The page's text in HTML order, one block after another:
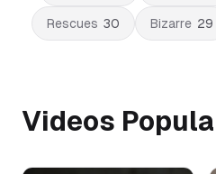
Rescues 30 Bizarre 29
Videos